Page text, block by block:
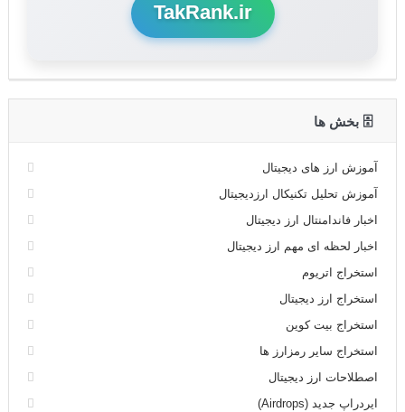
TakRank.ir
🗄 بخش ها
آموزش ارز های دیجیتال
آموزش تحلیل تکنیکال ارزدیجیتال
اخبار فاندامنتال ارز دیجیتال
اخبار لحظه ای مهم ارز دیجیتال
استخراج اتریوم
استخراج ارز دیجیتال
استخراج بیت کوین
استخراج سایر رمزارز ها
اصطلاحات ارز دیجیتال
ایردراپ جدید (Airdrops)